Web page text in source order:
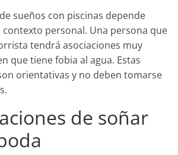
sueños con piscinas depende
personal. Una persona que
tendrá asociaciones muy
que tiene fobia al agua. Estas
orientativas y no deben tomarse
de soñar